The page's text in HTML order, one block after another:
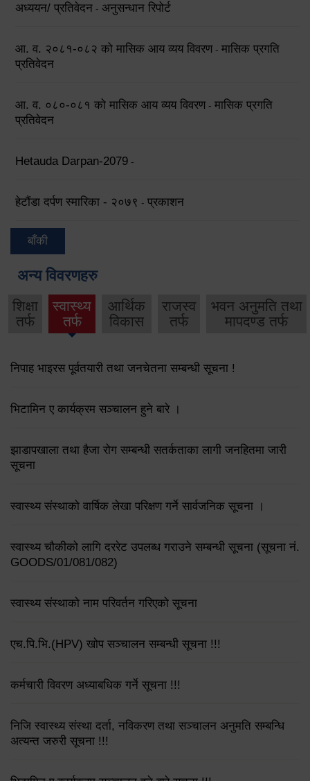
अध्ययन/ प्रतिवेदन - अनुसन्धान रिपोर्ट
आ. व. २०८१-०८२ को मासिक आय व्यय विवरण - मासिक प्रगति
प्रतिवेदन
आ. व. ०८०-०८१ को मासिक आय व्यय विवरण - मासिक प्रगति
प्रतिवेदन
Hetauda Darpan-2079 -
हेटौंडा दर्पण स्मारिका - २०७९ - प्रकाशन
बाँकी
अन्य विवरणहरु
शिक्षा
तर्फ
स्वास्थ्य
तर्फ
आर्थिक
विकास
राजस्व
तर्फ
भवन अनुमति तथा
मापदण्ड तर्फ
निपाह भाइरस पूर्वतयारी तथा जनचेतना सम्बन्धी सूचना !
भिटामिन ए कार्यक्रम सञ्चालन हुने बारे ।
झाडापखाला तथा हैजा रोग सम्बन्धी सतर्कताका लागी जनहितमा जारी
सूचना
स्वास्थ्य संस्थाको वार्षिक लेखा परिक्षण गर्ने सार्वजनिक सूचना ।
स्वास्थ्य चौकीको लागि दररेट उपलब्ध गराउने सम्बन्धी सूचना (सूचना नं.
GOODS/01/081/082)
स्वास्थ्य संस्थाको नाम परिवर्तन गरिएको सूचना
एच.पि.भि.(HPV) खोप सञ्चालन सम्बन्धी सूचना !!!
कर्मचारी विवरण अध्याबधिक गर्ने सूचना !!!
निजि स्वास्थ्य संस्था दर्ता, नविकरण तथा सञ्चालन अनुमति सम्बन्धि
अत्यन्त जरुरी सूचना !!!